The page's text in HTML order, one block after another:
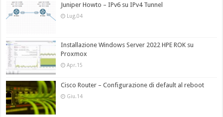
Juniper Howto – IPv6 su IPv4 Tunnel
Lug.04
Installazione Windows Server 2022 HPE ROK su
Proxmox
Apr.15
Cisco Router – Configurazione di default al reboot
Giu.14